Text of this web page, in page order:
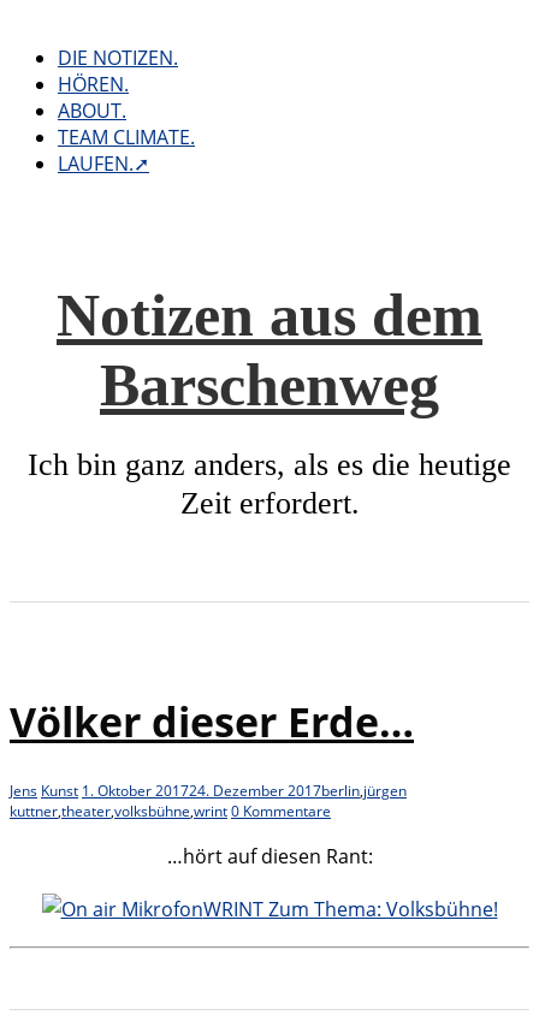
contentDIE NOTIZEN.
HÖREN.
ABOUT.
TEAM CLIMATE.
LAUFEN.➚
Notizen aus dem
Barschenweg
Ich bin ganz anders, als es die heutige
Zeit erfordert.
Völker dieser Erde…
Jens Kunst 1. Oktober 201724. Dezember 2017berlin,jürgen
kuttner,theater,volksbühne,wrint0 Kommentare
…hört auf diesen Rant:
WRINT Zum Thema: Volksbühne!